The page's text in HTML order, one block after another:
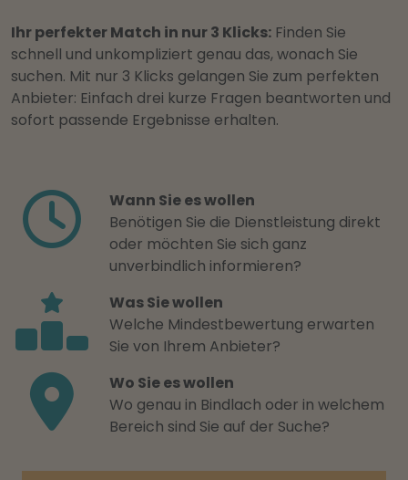
Ihr perfekter Match in nur 3 Klicks: Finden Sie
schnell und unkompliziert genau das, wonach Sie
suchen. Mit nur 3 Klicks gelangen Sie zum perfekten
Anbieter: Einfach drei kurze Fragen beantworten und
sofort passende Ergebnisse erhalten.
Wann Sie es wollen
Benötigen Sie die Dienstleistung direkt
oder möchten Sie sich ganz
unverbindlich informieren?
Was Sie wollen
Welche Mindestbewertung erwarten
Sie von Ihrem Anbieter?
Wo Sie es wollen
Wo genau in Bindlach oder in welchem
Bereich sind Sie auf der Suche?